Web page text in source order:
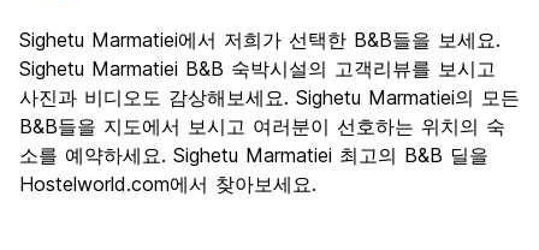
Sighetu Marmatiei에서 저희가 선택한 B&B들을 보세요.
Sighetu Marmatiei B&B 숙박시설의 고객리뷰를 보시고
사진과 비디오도 감상해보세요. Sighetu Marmatiei의 모든
B&B들을 지도에서 보시고 여러분이 선호하는 위치의 숙
소를 예약하세요. Sighetu Marmatiei 최고의 B&B 딜을
Hostelworld.com에서 찾아보세요.